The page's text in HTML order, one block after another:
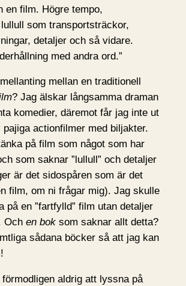
en film. Högre tempo,
som transportsträckor,
detaljer och så vidare.
med andra ord.”
mellan en traditionell
? Jag älskar långsamma draman
komedier, däremot får jag inte ut
pajiga actionfilmer med biljakter.
på film som något som har
som saknar ”lullull” och detaljer
är det sidospåren som är det
film, om ni frågar mig). Jag skulle
på en ”fartfylld” film utan detaljer
Och en boksom saknar allt detta?
sådana böcker så att jag kan
aldrig att lyssna på